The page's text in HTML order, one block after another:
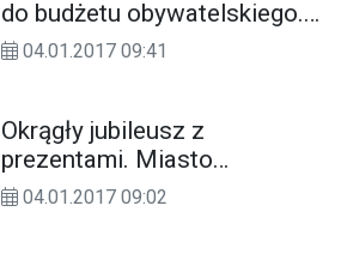
do budżetu obywatelskiego.
Przez internet to bajecznie
04.01.2017 09:41
Okrągły jubileusz z
prezentami. Miasto
przebuduje remizę w
04.01.2017 09:02